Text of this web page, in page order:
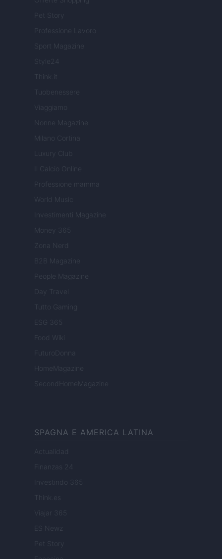
Pet Story
Professione Lavoro
Sport Magazine
Style24
Think.it
Tuobenessere
Viaggiamo
Nonne Magazine
Milano Cortina
Luxury Club
Il Calcio Online
Professione mamma
World Music
Investimenti Magazine
Money 365
Zona Nerd
B2B Magazine
People Magazine
Day Travel
Tutto Gaming
ESG 365
Food Wiki
FuturoDonna
HomeMagazine
SecondHomeMagazine
SPAGNA E AMERICA LATINA
Actualidad
Finanzas 24
Investindo 365
Think.es
Viajar 365
ES Newz
Pet Story